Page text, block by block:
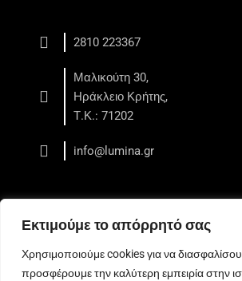
Εκτιμούμε το απόρρητό σας
Χρησιμοποιούμε cookies για να
προσφέρουμε την καλύτερη εμπειρία στην
2810 223367
Μαλικούτη 30,
Ηράκλειο Κρήτης,
Τ.Κ.: 71202
info@lumina.gr
Web developmentby All